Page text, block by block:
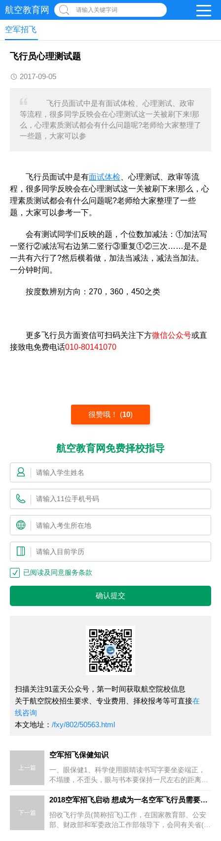
航空教育网 请输入关键字词
空军招飞
飞行员心理测试题
2017-09-05
飞行员面试中是有面试体检、心理测试、政审
等流程，很多同学反映会在心理测试这一关被刷下来!那
么，心理素质测试都会有什么问题呢?老师给大家整理了
一些题，大家可以参
飞行员面试中是有面试体检 、心理测试、政审等流
程，很多同学反映会在心理测试这一关被刷下来!那么，心
理素质测试都会有什么问题呢?老师给大家整理了一些
题，大家可以参考一下。
会有测试同学们反映的题，个位数加减法：①加法写
一竖行②减法写右边第二竖行③重复①②三次……是不是
一共有六行了?然后横着做，加法当减法，减法当加法。
一分钟时间。
按度数辨别方向：270，360，450之类
更多飞行员方面资信可扫码关注下方微信公众号或直
接致电免费电话010-80141070
很赞哦！ (10)
航空教育网免费择校指导
已阅读及同意服务条款
确认提交
扫描关注91蓝天公众号，第一时间获取航空院校信息
关于航空院校招生要求、专业费用、择校报考等可直接在
线咨询
本文地址： /fxy/802/50563.html
上一篇
空军招飞保健知识
一、眼保健1、科学使用眼睛读书写字要坐姿端正，
不塌腰，不歪头，眼与书本要保持一尺左右的距离，
休息片刻，以恢复视力。
下一篇
2018空军招飞启动 想成为一名空军飞行员需要这些条件
招收飞行学员(简称招飞)工作，在国家教育部、公安
部、财政部和军委政治工作部领导下，会同有关省(自